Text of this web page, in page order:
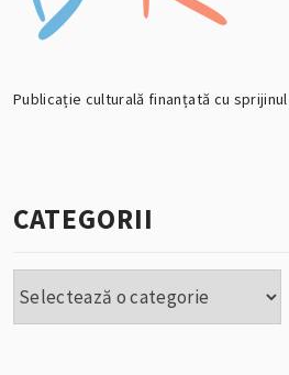
Publicație culturală finanțată cu
CATEGORII